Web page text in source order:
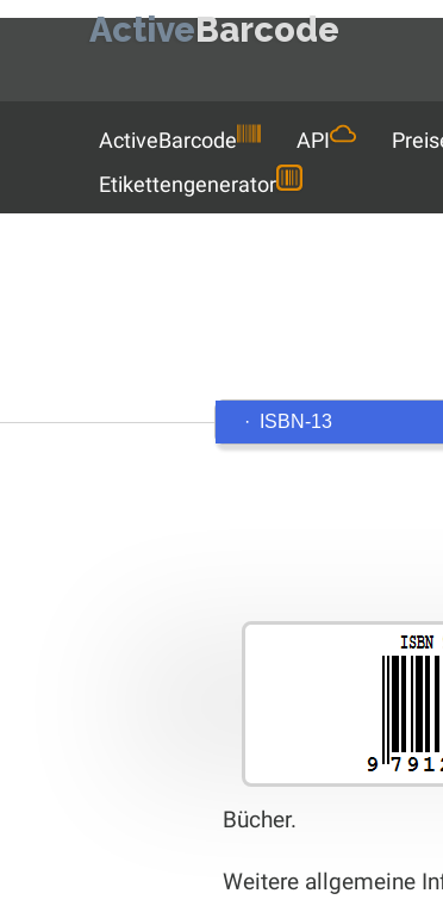
ActiveBarcode
ActiveBarcode API
Etikettengenerator
Bücher.
Weitere allgemeine